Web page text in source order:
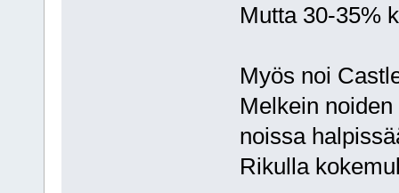
Mutta 30-35%
Myös noi
Melkein
noissa
Rikulla